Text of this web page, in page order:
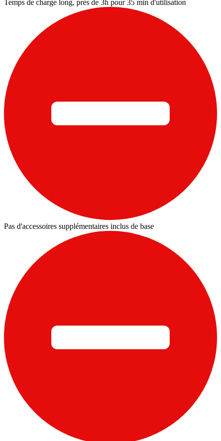
Temps de charge long, près de 3h pour 35 min d'utilisation
Pas d'accessoires supplémentaires inclus de base